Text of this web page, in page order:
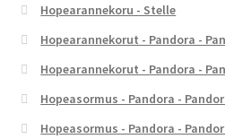
Hopearannekoru - Stelle
Hopearannekorut - Pandora -
Hopearannekorut - Pandora -
Hopeasormus - Pandora -
Hopeasormus - Pandora -